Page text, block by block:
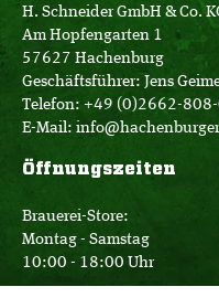
H. Schneider GmbH & Co.
Am Hopfengarten 1
57627 Hachenburg
Geschäftsführer: Jens
Telefon: +49 (0)2662-
E-Mail:
Öffnungszeiten
Brauerei-Store:
Montag - Samstag
10:00 - 18:00 Uhr